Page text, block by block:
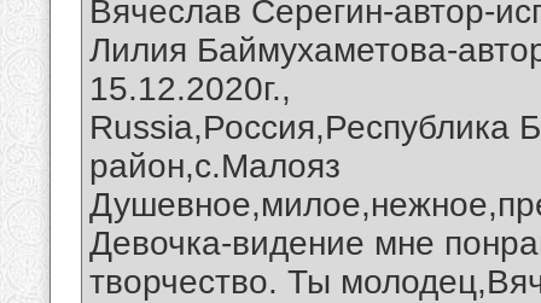
Вячеслав Серегин-автор-
Лилия Баймухаметова-
15.12.2020г.,
Russia,Россия,Республика
район,с.Малояз
Девочка-видение мне
творчество. Ты